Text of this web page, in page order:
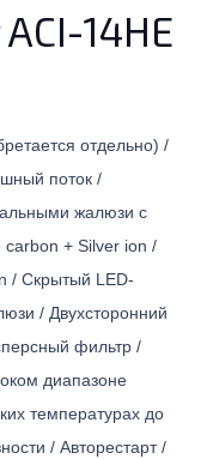
14HE
отдельно) /
поток /
жалюзи с
+ Silver ion /
/ Скрытый LED-
/ Двухсторонний
фильтр /
диапазоне
температурах до
/ Авторестарт /